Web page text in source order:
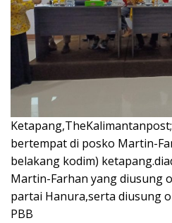
bertempat di posko Martin-
belakang kodim)
Martin-Farhan yang diusung
partai Hanura,serta diusung
PBB